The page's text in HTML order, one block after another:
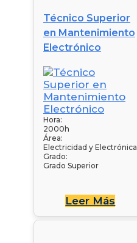
Técnico Superior
en Mantenimiento
Electrónico
Hora:
2000h
Área:
Electricidad y Electrónica
Grado:
Grado Superior
Leer Más